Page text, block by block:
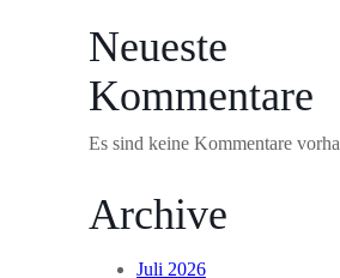
Neueste
Kommentare
Es sind keine Kommentare
Archive
Juli 2026